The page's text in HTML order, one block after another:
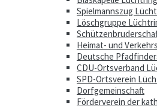
Spielmannszug
Löschgruppe
Heimat- und
Deutsche
CDU-Ortsverband
SPD-Ortsverein
Dorfgemeinschaft
Förderverein der